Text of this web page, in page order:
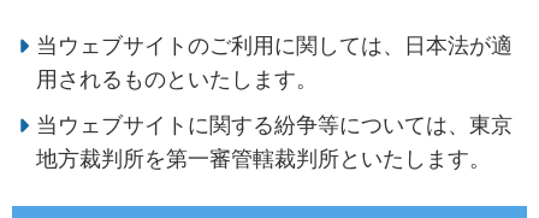
当ウェブサイトのご利用に関しては、日本法が適
用されるものといたします。
当ウェブサイトに関する紛争等については、東京
地方裁判所を第一審管轄裁判所といたします。